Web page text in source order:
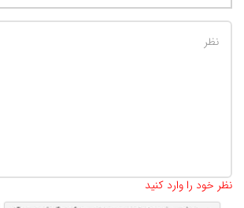
نظر خود را وارد کنید